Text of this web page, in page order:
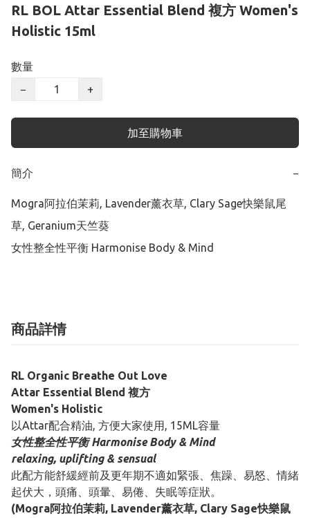
RL BOL Attar Essential Blend 複方 Women's
Holistic 15ml
數量
−
+
加至購物車
簡介 −
Mogra阿拉伯茉莉, Lavender薰衣草, Clary Sage快樂鼠尾
草, Geranium天竺葵
女性整全性平衡 Harmonise Body & Mind
商品詳情
RL Organic Breathe Out Love
Attar Essential Blend 複方
Women's Holistic
以Attar配合精油, 方便大家使用, 15ML容量
女性整全性平衡 Harmonise Body & Mind
relaxing, uplifting & sensual
此配方能舒緩經前及更年期不適如緊張、焦躁、易怒、情緒
起伏大，頭痛、頭暈、易倦、失眠等症狀。
(Mogra阿拉伯茉莉, Lavender薰衣草, Clary Sage快樂鼠